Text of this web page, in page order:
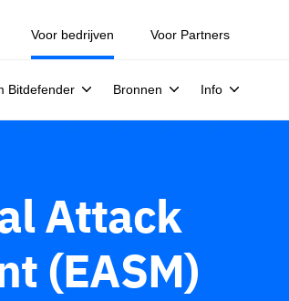
Voor bedrijven
Bitdefender Bronnen Info
Voor Partners
Attack
(EASM)